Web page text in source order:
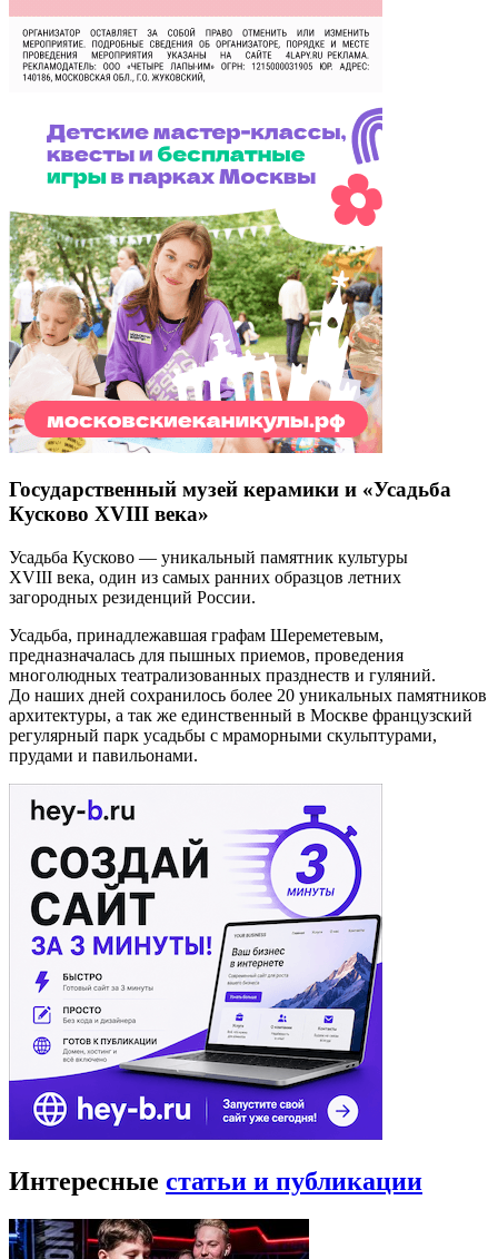
Государственный музей керамики и «Усадьба
Кусково XVIII века»
Усадьба Кусково — уникальный памятник культуры
XVIII века, один из самых ранних образцов летних
загородных резиденций России.
Усадьба, принадлежавшая графам Шереметевым,
предназначалась для пышных приемов, проведения
многолюдных театрализованных празднеств и гуляний.
До наших дней сохранилось более 20 уникальных памятников
архитектуры, а так же единственный в Москве французский
регулярный парк усадьбы с мраморными скульптурами,
прудами и павильонами.
Интересные статьи и публикации